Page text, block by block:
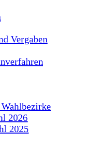
Vergaben
2026
2025